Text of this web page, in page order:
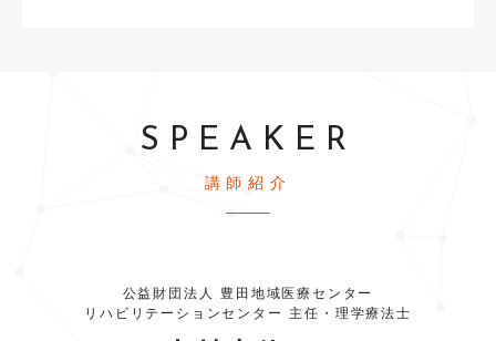
SPEAKER
講師紹介
公益財団法人 豊田地域医療センター
リハビリテーションセンター 主任・理学療法士